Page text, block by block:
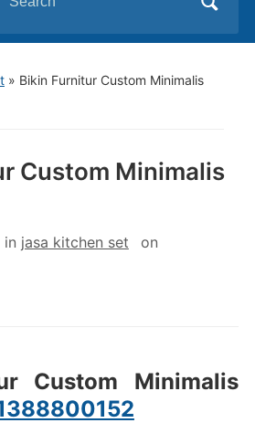
for:
» Bikin Furnitur Custom Minimalis
Custom Minimalis
in jasa kitchen set on
Custom Minimalis